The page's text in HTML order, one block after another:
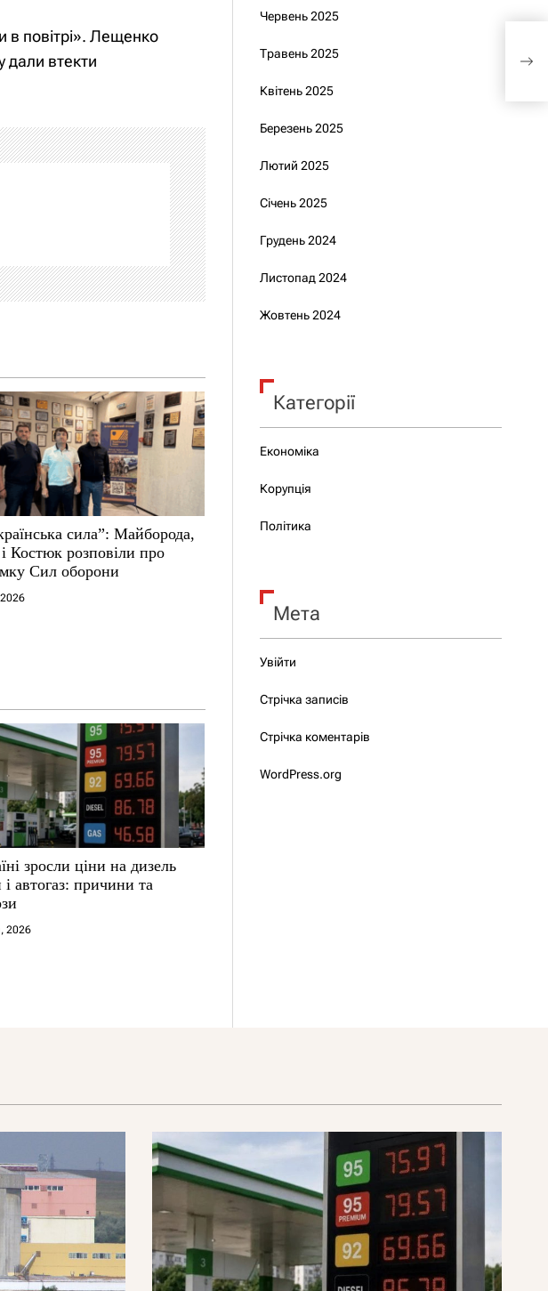
в повітрі». Лещенко
дали втекти
сила”: Майборода,
Костюк розповіли про
Сил оборони
зросли ціни на дизель
і автогаз: причини та
2026
Червень 2025
Травень 2025
Квітень 2025
Березень 2025
Лютий 2025
Січень 2025
Грудень 2024
Листопад 2024
Жовтень 2024
Категорії
Економіка
Корупція
Політика
Мета
Увійти
Стрічка записів
Стрічка коментарів
WordPress.org